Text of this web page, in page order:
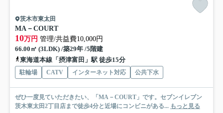
茨木市東太田
MA－COURT
10万円 管理/共益費10,000円
66.00㎡ (3LDK) /築29年 /5階建
東海道本線「摂津富田」駅 徒歩15分
駐輪場 CATV インターネット対応 公共下水
ぜひ一度見ていただきたい、「MA－COURT」です。セブンイレブン
茨木東太田2丁目店まで徒歩4分と近場にコンビニがある... もっと見る